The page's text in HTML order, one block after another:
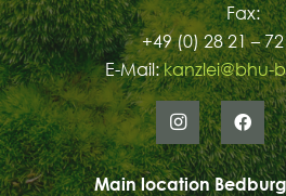
Fax:
+49 (0) 28 21 –
E-Mail:kanzlei@bhu-
Main location